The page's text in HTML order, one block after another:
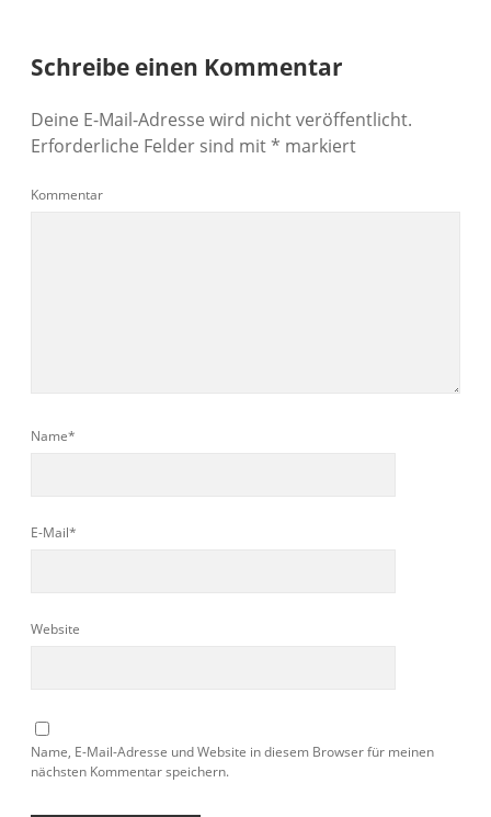
Schreibe einen Kommentar
Deine E-Mail-Adresse wird nicht veröffentlicht.
Erforderliche Felder sind mit* markiert
Kommentar
Name*
E-Mail*
Website
Name, E-Mail-Adresse und Website in diesem Browser für meinen
nächsten Kommentar speichern.